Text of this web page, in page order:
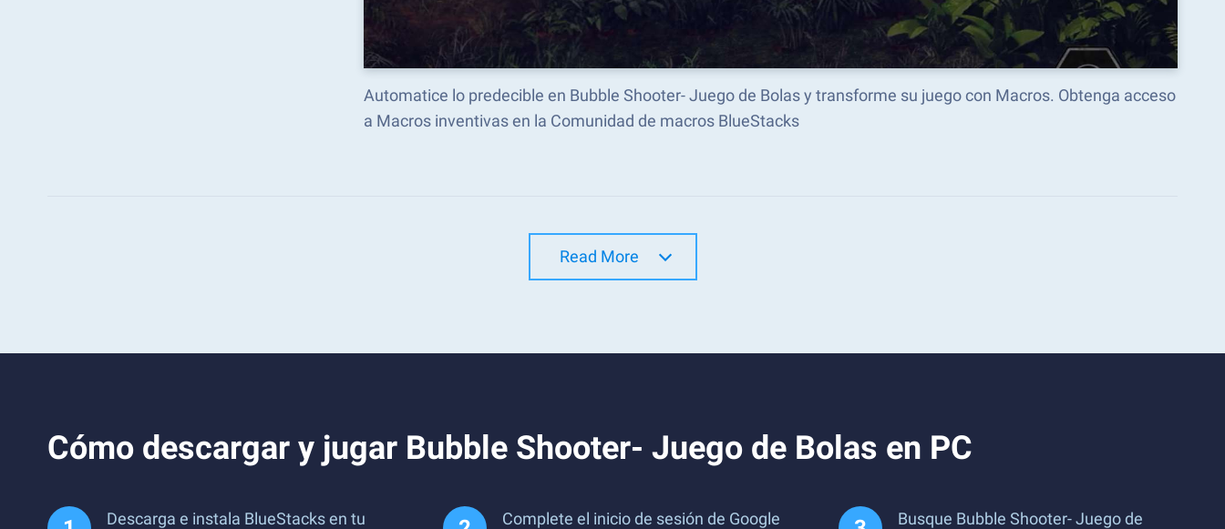
Automatice lo predecible en Bubble Shooter- Juego de Bolas y transforme su juego con Macros. Obtenga acceso
a Macros inventivas en la Comunidad de macros BlueStacks
Read More
Cómo descargar y jugar Bubble Shooter- Juego de Bolas en PC
Descarga e instala BlueStacks en tu
Complete el inicio de sesión de Google
Busque Bubble Shooter- Juego de